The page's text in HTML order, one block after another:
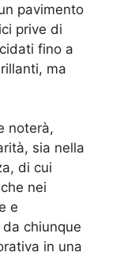
pavimento
prive di
fino a
ma
noterà,
sia nella
di cui
nei
e
chiunque
in una